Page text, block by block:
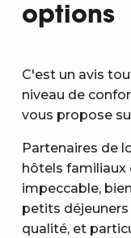
options
C'est un avis
niveau de
vous propose
Partenaires de
hôtels familiaux
impeccable,
petits
qualité, et